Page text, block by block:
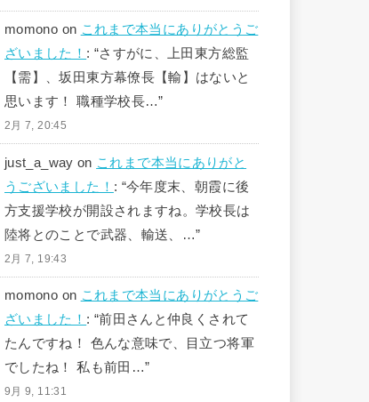
momono on これまで本当にありがとうご
ざいました！ : “さすがに、上田東方総監
【需】、坂田東方幕僚長【輸】はないと
思います！ 職種学校長…”
2月 7, 20:45
just_a_way on これまで本当にありがと
うございました！ : “今年度末、朝霞に後
方支援学校が開設されますね。学校長は
陸将とのことで武器、輸送、…”
2月 7, 19:43
momono on これまで本当にありがとうご
ざいました！ : “前田さんと仲良くされて
たんですね！ 色んな意味で、目立つ将軍
でしたね！ 私も前田…”
9月 9, 11:31